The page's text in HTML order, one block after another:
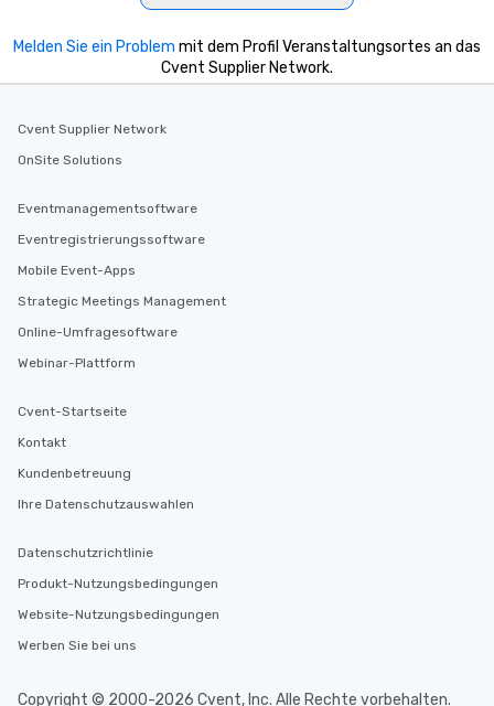
scheduling, Lip Smacking Foodie
Tours also provides a range of tour
hours, with optional add-ons and
incentives.
Melden Sie ein Problem mit dem Profil Veranstaltungsortes an das
Cvent Supplier Network.
Cvent Supplier Network
OnSite Solutions
Eventmanagementsoftware
Eventregistrierungssoftware
Mobile Event-Apps
Strategic Meetings Management
Online-Umfragesoftware
Webinar-Plattform
Cvent-Startseite
Kontakt
Kundenbetreuung
Ihre Datenschutzauswahlen
Datenschutzrichtlinie
Produkt-Nutzungsbedingungen
Website-Nutzungsbedingungen
Werben Sie bei uns
Copyright © 2000-2026 Cvent, Inc. Alle Rechte vorbehalten.